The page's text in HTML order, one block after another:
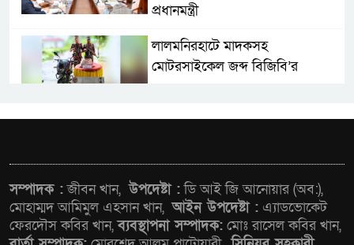
প্রধানমন্ত্রী
লালমনিরহাটে মাদকসহ
মোটরসাইকেল জব্দ বিজিবি’র
ওমানের সঙ্গে ইরানের হরমুজ
ফ্যাসিবাদবিরোধী আন্দোলনে
হত্যাকাণ্ডের বিচার হবে স্বচ্ছ, নিরপেক্ষ
ও বিশ্বাসযোগ্য : প্রধানমন্ত্রী
সম্পাদক :জীবন খান,উপদেষ্টা :ডি আই জি আনোয়ার (অব:),
মোহাম্মদ আমিমুল এহসান খান,আইন উপদেষ্টা : এ্যাডভোকেট
ফেরদৌস কবির খান,ব্যবস্থাপনা সম্পাদক: মোঃ রাসেল কবির খান,